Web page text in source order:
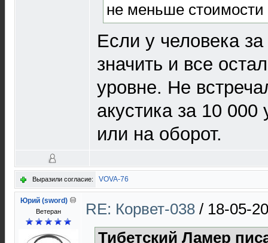
не меньше стоимости
Если у человека
значить и все
уровне. Не
акустика за 10 000
или на оборот.
Выразили согласие: VOVA-76
Юрий (sword)
Ветеран RE: Корвет-038 / 18-05-
Тибетский Ламер